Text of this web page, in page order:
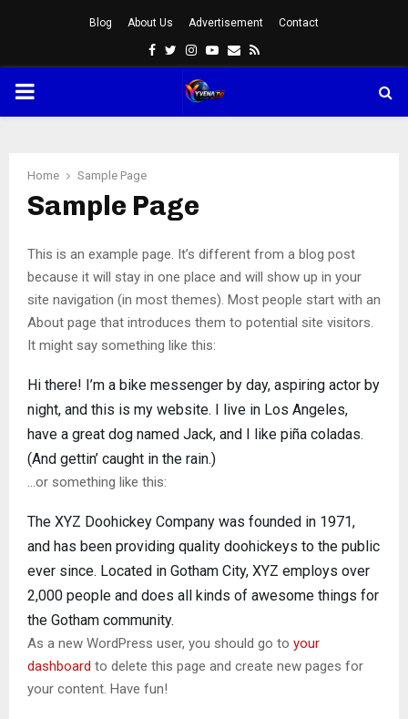
Blog About Us Advertisement Contact
Facebook
Twitter
Instagram
Youtube
EmailRss
PRIMARY
Home Sample Page
Sample Page
This is an example page. It’s different from a blog post
because it will stay in one place and will show up in your
site navigation (in most themes). Most people start with an
About page that introduces them to potential site visitors.
It might say something like this:
Hi there! I’m a bike messenger by day, aspiring actor by
night, and this is my website. I live in Los Angeles,
have a great dog named Jack, and I like piña coladas.
(And gettin’ caught in the rain.)
…or something like this:
The XYZ Doohickey Company was founded in 1971,
and has been providing quality doohickeys to the public
ever since. Located in Gotham City, XYZ employs over
2,000 people and does all kinds of awesome things for
the Gotham community.
As a new WordPress user, you should go to your
dashboard to delete this page and create new pages for
your content. Have fun!